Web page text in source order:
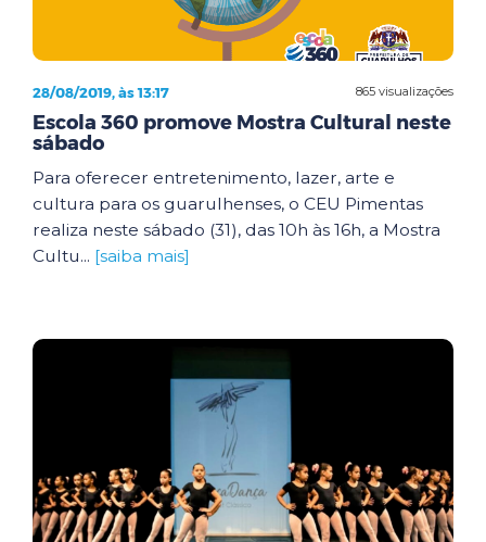
865 visualizações
28/08/2019, às 13:17
Escola 360 promove Mostra Cultural neste
sábado
Para oferecer entretenimento, lazer, arte e
cultura para os guarulhenses, o CEU Pimentas
realiza neste sábado (31), das 10h às 16h, a Mostra
Cultu... [saiba mais]